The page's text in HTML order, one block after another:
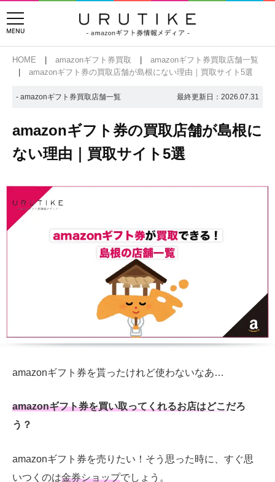
HOME amazonギフト券買取
amazonギフト券買取店舗一覧
amazonギフト券の買取店舗が島根にない理由｜買取サイト5選
- amazonギフト券買取店舗一覧 最終更新日： 2026.07.31
amazonギフト券の買取店舗が島根に
ない理由｜買取サイト5選
amazonギフト券を貰ったけれど使わないなあ…
amazonギフト券を買い取ってくれるお店はどこだろ
う？
amazonギフト券を売りたい！そう思った時に、すぐ思
いつくのは金券ショップでしょう。